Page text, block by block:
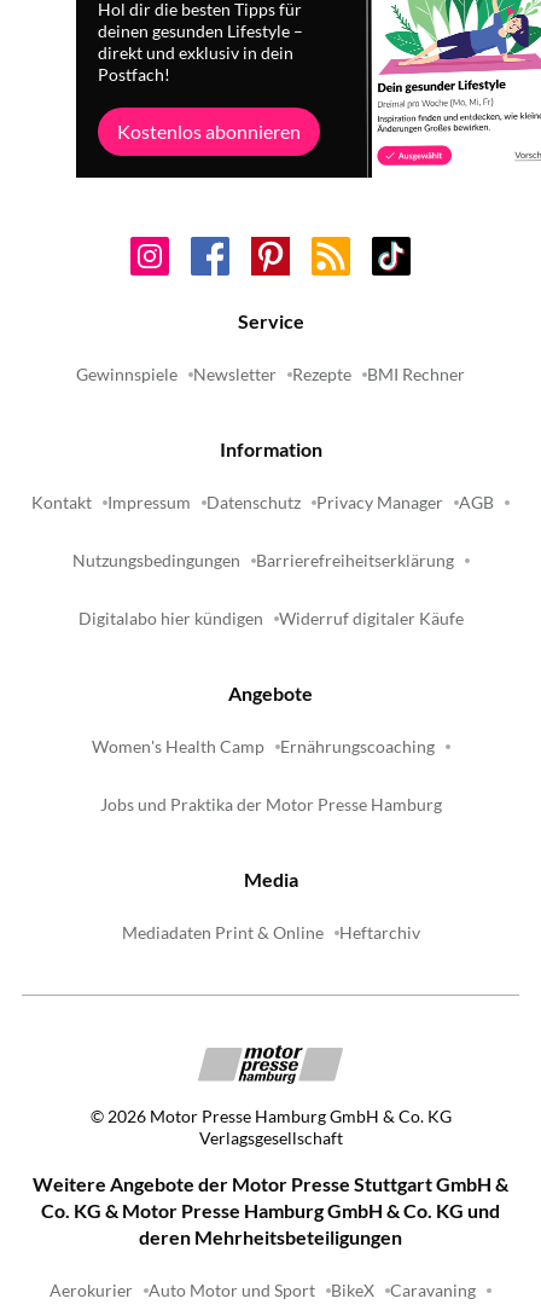
Hol dir die besten Tipps für
deinen gesunden Lifestyle –
direkt und exklusiv in dein
Postfach!
Kostenlos abonnieren
Service
Gewinnspiele Newsletter Rezepte BMI Rechner
Information
Kontakt Impressum Datenschutz Privacy Manager AGB
Nutzungsbedingungen Barrierefreiheitserklärung
Digitalabo hier kündigen Widerruf digitaler Käufe
Angebote
Women's Health Camp Ernährungscoaching
Jobs und Praktika der Motor Presse Hamburg
Media
Mediadaten Print & Online Heftarchiv
© 2026 Motor Presse Hamburg GmbH & Co. KG
Verlagsgesellschaft
Weitere Angebote der Motor Presse Stuttgart GmbH &
Co. KG & Motor Presse Hamburg GmbH & Co. KG und
deren Mehrheitsbeteiligungen
Aerokurier Auto Motor und Sport BikeX Caravaning